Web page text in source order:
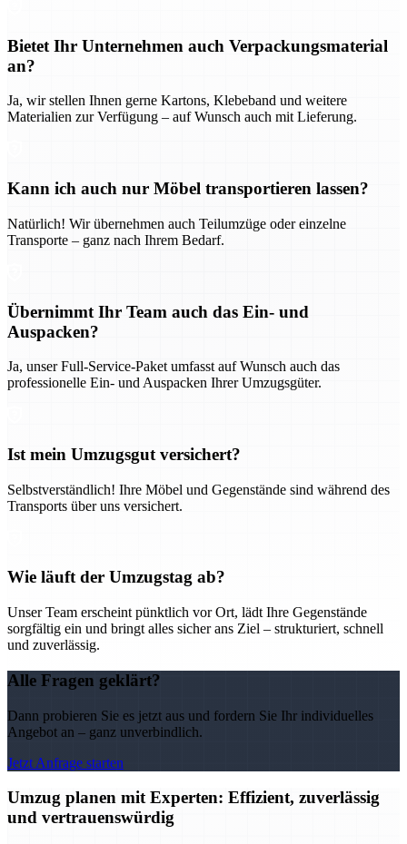
Bietet Ihr Unternehmen auch Verpackungsmaterial
an?
Ja, wir stellen Ihnen gerne Kartons, Klebeband und weitere
Materialien zur Verfügung – auf Wunsch auch mit Lieferung.
Kann ich auch nur Möbel transportieren lassen?
Natürlich! Wir übernehmen auch Teilumzüge oder einzelne
Transporte – ganz nach Ihrem Bedarf.
Übernimmt Ihr Team auch das Ein- und
Auspacken?
Ja, unser Full-Service-Paket umfasst auf Wunsch auch das
professionelle Ein- und Auspacken Ihrer Umzugsgüter.
Ist mein Umzugsgut versichert?
Selbstverständlich! Ihre Möbel und Gegenstände sind während des
Transports über uns versichert.
Wie läuft der Umzugstag ab?
Unser Team erscheint pünktlich vor Ort, lädt Ihre Gegenstände
sorgfältig ein und bringt alles sicher ans Ziel – strukturiert, schnell
und zuverlässig.
Alle Fragen geklärt?
Dann probieren Sie es jetzt aus und fordern Sie Ihr individuelles
Angebot an – ganz unverbindlich.
Jetzt Anfrage starten
Umzug planen mit Experten: Effizient, zuverlässig
und vertrauenswürdig